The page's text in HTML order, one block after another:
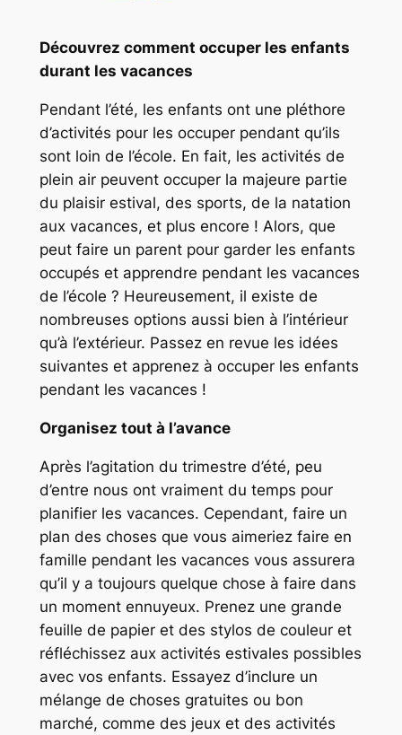
Découvrez comment occuper les enfants
durant les vacances
Pendant l’été, les enfants ont une pléthore
d’activités pour les occuper pendant qu’ils
sont loin de l’école. En fait, les activités de
plein air peuvent occuper la majeure partie
du plaisir estival, des sports, de la natation
aux vacances, et plus encore ! Alors, que
peut faire un parent pour garder les enfants
occupés et apprendre pendant les vacances
de l’école ? Heureusement, il existe de
nombreuses options aussi bien à l’intérieur
qu’à l’extérieur. Passez en revue les idées
suivantes et apprenez à occuper les enfants
pendant les vacances !
Organisez tout à l’avance
Après l’agitation du trimestre d’été, peu
d’entre nous ont vraiment du temps pour
planifier les vacances. Cependant, faire un
plan des choses que vous aimeriez faire en
famille pendant les vacances vous assurera
qu’il y a toujours quelque chose à faire dans
un moment ennuyeux. Prenez une grande
feuille de papier et des stylos de couleur et
réfléchissez aux activités estivales possibles
avec vos enfants. Essayez d’inclure un
mélange de choses gratuites ou bon
marché, comme des jeux et des activités